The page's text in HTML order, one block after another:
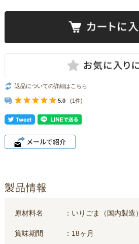
返品についての詳細はこちら
5.0 (1件)
製品情報
原材料名 いりごま（国内製造）
賞味期間 18ヶ月